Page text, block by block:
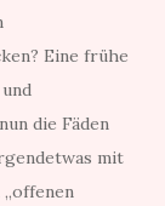
Eine frühe
die Fäden
mit